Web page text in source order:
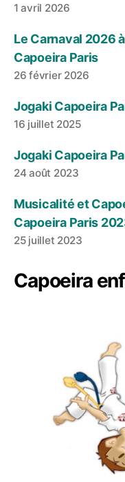
1 avril 2026
Le Carnaval 2026
Capoeira Paris
26 février 2026
Jogaki Capoeira
16 juillet 2025
Jogaki Capoeira
24 août 2023
Musicalité et
Capoeira Paris
25 juillet 2023
Capoeira